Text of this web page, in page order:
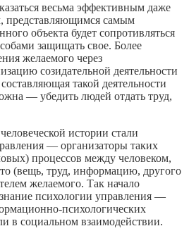
весьма эффективным даже
представляющимся самым
объекта будет сопротивляться
защищать свое. Более
желаемого через
созидательной деятельности
такой деятельности
— убедить людей отдать труд,
истории стали
— организаторы таких
процессов между человеком,
(вещь, труд, информацию, другого
желаемого. Так начало
знание психологии управления —
психологических
в социальном взаимодействии.